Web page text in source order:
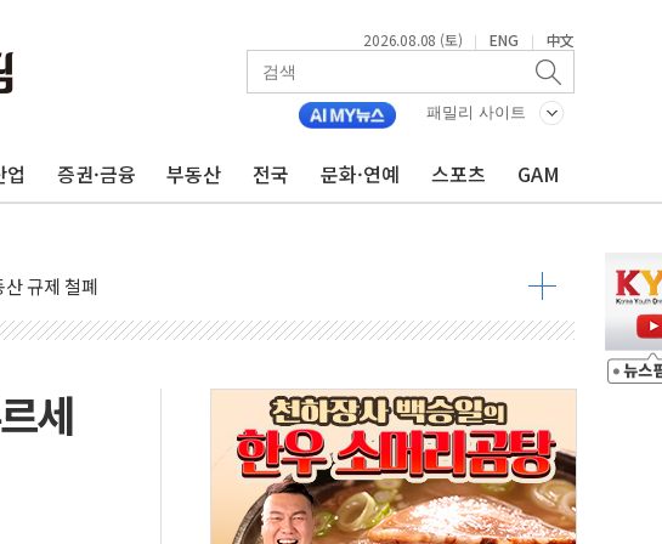
2026.08.08 (토) | ENG | 中文
패밀리 사이트
업 증권·금융 부동산 전국 문화·연예 스포츠 GAM
대 3.5m 높은 물결
규제 철폐
명 고립…전원 구조
우…호우경보 발효
부 조사
세